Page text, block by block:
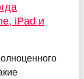
iPad и